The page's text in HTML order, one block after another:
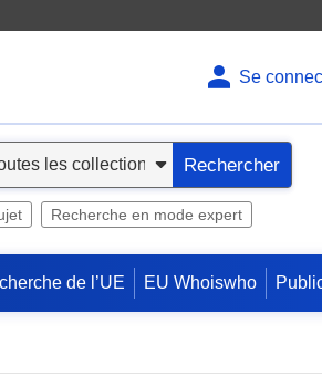
Se
Rechercher
Recherche en mode expert
de l’UE EU Whoiswho